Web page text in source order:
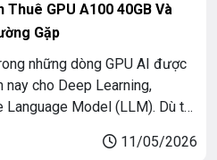
Thuê GPU A100 40GB Và
Gặp
những dòng GPU AI được
nay cho Deep Learning,
Language Model (LLM). Dù thị
AI startup và developer
11/05/2026